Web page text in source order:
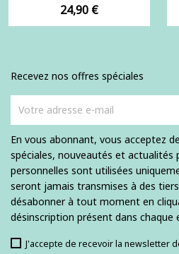
Prix
24,90 €
Recevez nos offres spéciales
En vous abonnant, vous acceptez
spéciales, nouveautés et actualités
personnelles sont utilisées
seront jamais transmises à des
désabonner à tout moment en
désinscription présent dans chaque
J'accepte de recevoir la newsletter